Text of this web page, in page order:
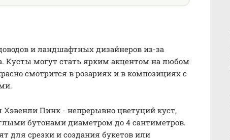
и ландшафтных дизайнеров из-за
Кусты могут стать ярким акцентом на любом
смотрится в розариях и в композициях с
Хэвенли Пинк - непрерывно цветуций куст,
бутонами диаметром до 4 сантиметров.
для срезки и создания букетов или